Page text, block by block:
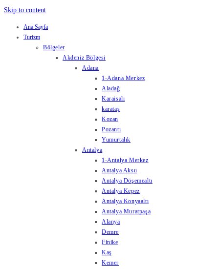
Skip to content
Ana Sayfa
Turizm
Bölgeler
Akdeniz Bölgesi
Adana
1-Adana Merkez
Aladağ
Karaisalı
karataş
Kozan
Pozantı
Yumurtalık
Antalya
1-Antalya Merkez
Antalya Aksu
Antalya Döşemealtı
Antalya Kepez
Antalya Konyaaltı
Antalya Muratpaşa
Alanya
Demre
Finike
Kaş
Kemer